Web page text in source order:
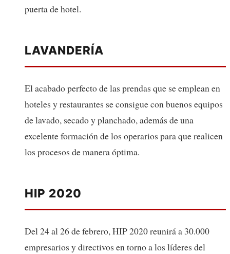
puerta de hotel.
LAVANDERÍA
El acabado perfecto de las prendas que se emplean en
hoteles y restaurantes se consigue con buenos equipos
de lavado, secado y planchado, además de una
excelente formación de los operarios para que realicen
los procesos de manera óptima.
HIP 2020
Del 24 al 26 de febrero, HIP 2020 reunirá a 30.000
empresarios y directivos en torno a los líderes del